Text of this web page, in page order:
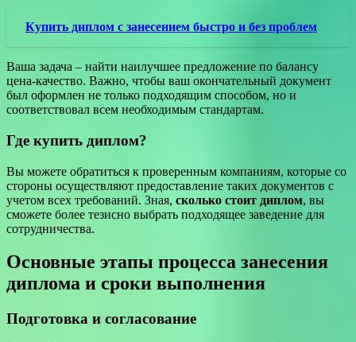
Купить диплом с занесением быстро и без проблем
Ваша задача – найти наилучшее предложение по балансу
цена-качество. Важно, чтобы ваш окончательный документ
был оформлен не только подходящим способом, но и
соответствовал всем необходимым стандартам.
Где купить диплом?
Вы можете обратиться к проверенным компаниям, которые со
стороны осуществляют предоставление таких документов с
учетом всех требований. Зная, сколько стоит диплом, вы
сможете более тезисно выбрать подходящее заведение для
сотрудничества.
Основные этапы процесса занесения
диплома и сроки выполнения
Подготовка и согласование